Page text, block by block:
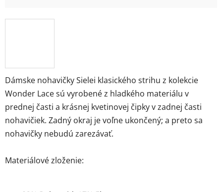
Dámske nohavičky Sielei klasického strihu z kolekcie
Wonder Lace sú vyrobené z hladkého materiálu v
prednej časti a krásnej kvetinovej čipky v zadnej časti
nohavičiek. Zadný okraj je voľne ukončený; a preto sa
nohavičky nebudú zarezávať.
Materiálové zloženie: